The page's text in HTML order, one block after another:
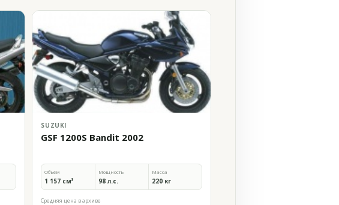
SUZUKI
GSF 1200S Bandit 2002
Объём
1 157 см³
Мощность
98 л.с.
Масса
220 кг
Средняя цена в архиве